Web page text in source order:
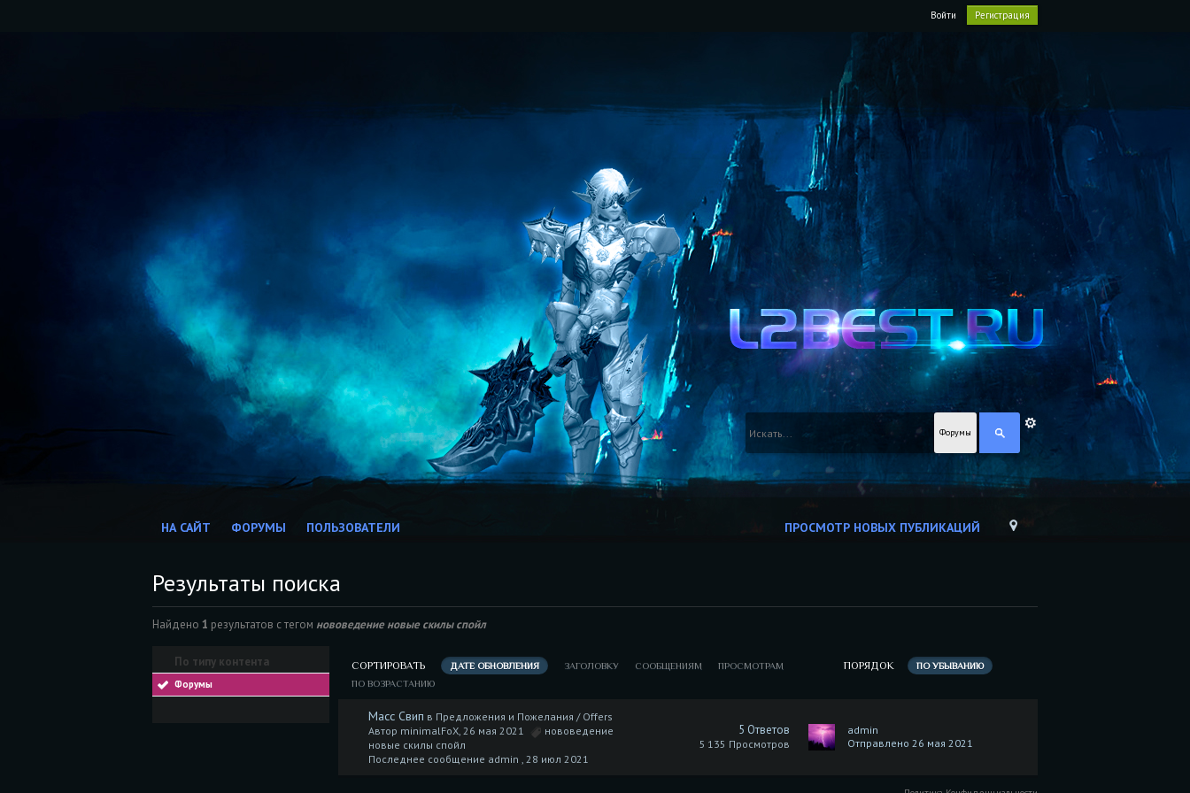
Войти Регистрация
Форумы
ПРОСМОТР НОВЫХ ПУБЛИКАЦИЙ
НА САЙТ ФОРУМЫ ПОЛЬЗОВАТЕЛИ
Результаты поиска
Найдено 1 результатов с тегом нововедение новые скилы спойл
По типу контента
Форумы
СОРТИРОВАТЬ ДАТЕ ОБНОВЛЕНИЯ ЗАГОЛОВКУ СООБЩЕНИЯМ ПРОСМОТРАМ ПОРЯДОК
ПО УБЫВАНИЮ
ПО ВОЗРАСТАНИЮ
Масс Свип в Предложения и Пожелания / Offers
Автор minimalFoX, 26 мая 2021
нововедение
новые скилы спойл
Последнее сообщение admin , 28 июл 2021
5 Ответов
5 135 Просмотров
admin
Отправлено 26 мая 2021